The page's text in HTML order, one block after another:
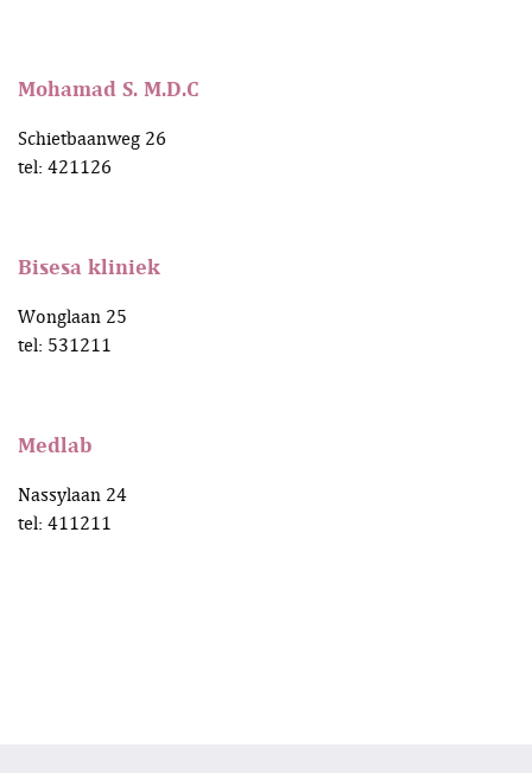
Mohamad S. M.D.C
Schietbaanweg 26
tel: 421126
Bisesa kliniek
Wonglaan 25
tel: 531211
Medlab
Nassylaan 24
tel: 411211